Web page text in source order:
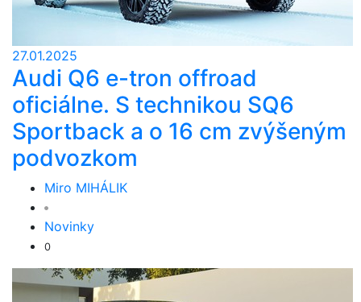
27.01.2025
Audi Q6 e-tron offroad
oficiálne. S technikou SQ6
Sportback a o 16 cm zvýšeným
podvozkom
Miro MIHÁLIK
Novinky
0